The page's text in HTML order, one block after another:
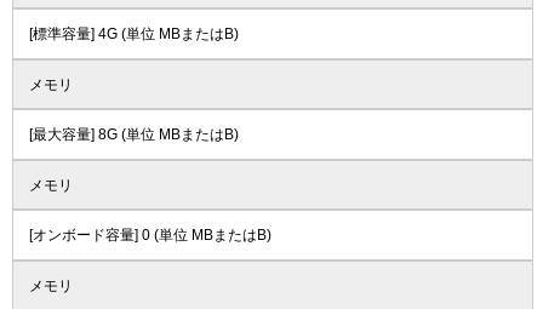
[標準容量] 4G (単位 MBまたはB)
メモリ
[最大容量] 8G (単位 MBまたはB)
メモリ
[オンボード容量] 0 (単位 MBまたはB)
メモリ